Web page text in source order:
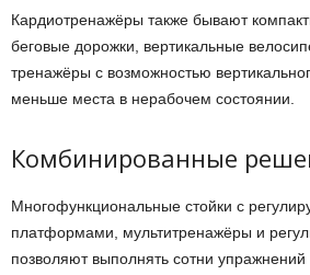
Кардиотренажёры также бывают
беговые дорожки, вертикальные
тренажёры с возможностью
меньше места в нерабочем состоянии.
Комбинированные
Многофункциональные стойки с
платформами, мультитренажёры и
позволяют выполнять сотни